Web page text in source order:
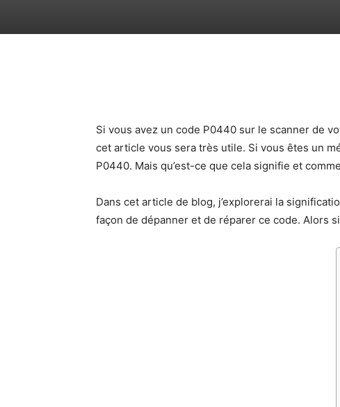
Si vous avez un code P0440 sur le scanner de
cet article vous sera très utile. Si vous êtes un
P0440. Mais qu’est-ce que cela signifie et
Dans cet article de blog, j’explorerai la
façon de dépanner et de réparer ce code. Alors